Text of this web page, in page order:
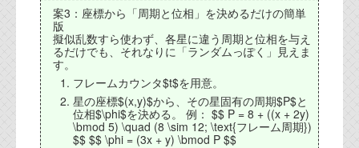
案3：座標から「周期と位相」を決めるだけの簡単
版
擬似乱数すら使わず、各星に違う周期と位相を与え
るだけでも、それなりに「ランダムっぽく」見えま
す。
フレームカウンタ$t$を用意。
星の座標$(x,y)$から、その星固有の周期$P$と
位相$\phi$を決める。 例： $$ P = 8 + ((x + 2y)
\bmod 5) \quad (8 \sim 12; \text{フレーム周期})
$$ $$ \phi = (3x + y) \bmod P $$